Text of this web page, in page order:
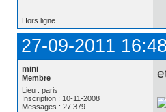
Hors ligne
27-09-2011
mini
Membre
Lieu : paris
Inscription : 10-11-2008
Messages : 27 379